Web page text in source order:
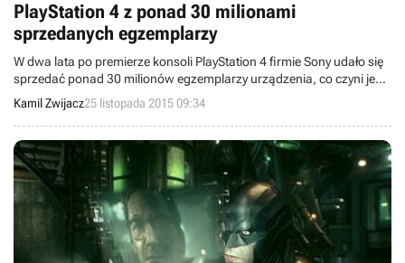
PlayStation 4 z ponad 30 milionami
sprzedanych egzemplarzy
W dwa lata po premierze konsoli PlayStation 4 firmie Sony udało się
sprzedać ponad 30 milionów egzemplarzy urządzenia, co czyni je
najszybciej rozchodzącą się konsolą z rodziny PlayStation.
Kamil Zwijacz25 listopada 2015 09:34